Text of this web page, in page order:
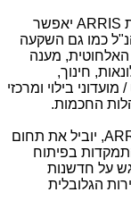
ARRIS יאפשר
כמו גם השקעה
מענה
חינוך,
בילוי ומרכזי
החכמות.
, יוביל את תחום
בפיתוח
על חדשנות
הגלובלית